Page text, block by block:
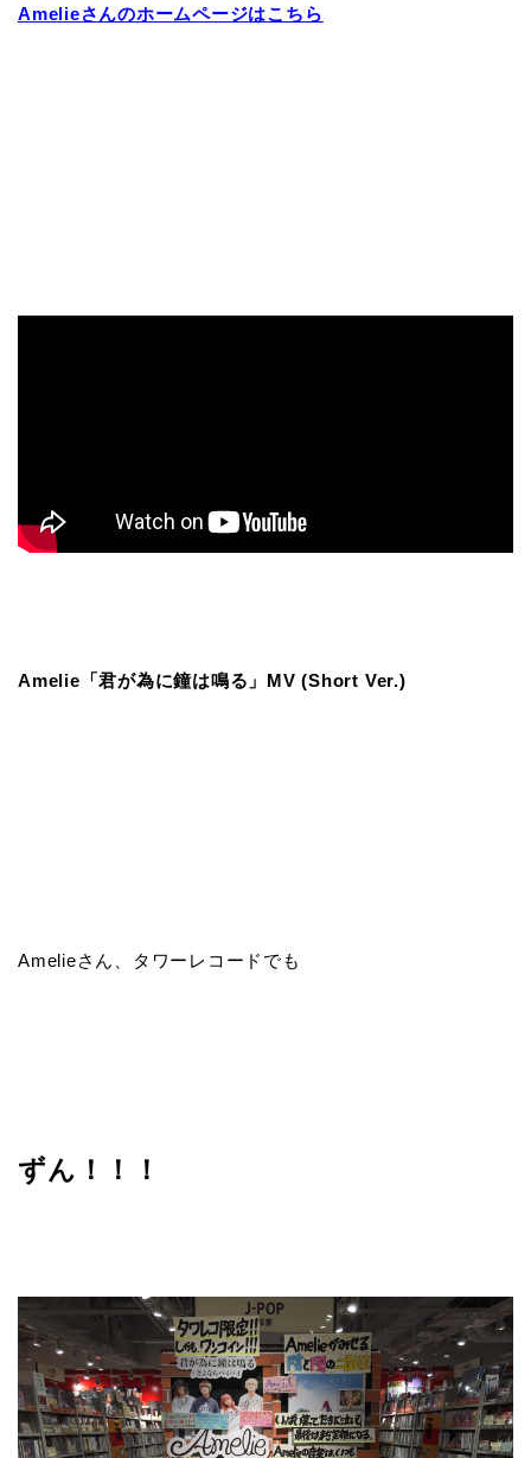
Amelieさんのホームページはこちら
Amelie「君が為に鐘は鳴る」MV (Short Ver.)
Amelieさん、タワーレコードでも
ずん！！！